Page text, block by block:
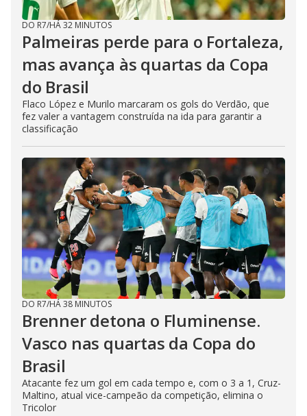
DO R7/HÁ 32 MINUTOS
Palmeiras perde para o Fortaleza,
mas avança às quartas da Copa
do Brasil
Flaco López e Murilo marcaram os gols do Verdão, que
fez valer a vantagem construída na ida para garantir a
classificação
DO R7/HÁ 38 MINUTOS
Brenner detona o Fluminense.
Vasco nas quartas da Copa do
Brasil
Atacante fez um gol em cada tempo e, com o 3 a 1, Cruz-
Maltino, atual vice-campeão da competição, elimina o
Tricolor